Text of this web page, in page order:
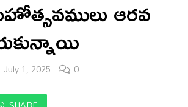
ఆరవ
July 1, 2025 0